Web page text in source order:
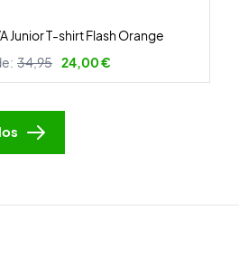
Junior T-shirt Flash Orange
34,95 24,00 €